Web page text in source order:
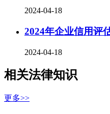
2024-04-18
2024年企业信用评
2024-04-18
相关法律知识
更多>>